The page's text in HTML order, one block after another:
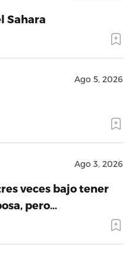
Sahara
Ago 5, 2026
Ago 3, 2026
veces bajo tener
pero…